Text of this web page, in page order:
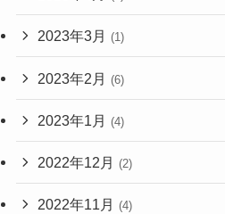
2023年3月 (1)
2023年2月 (6)
2023年1月 (4)
2022年12月 (2)
2022年11月 (4)